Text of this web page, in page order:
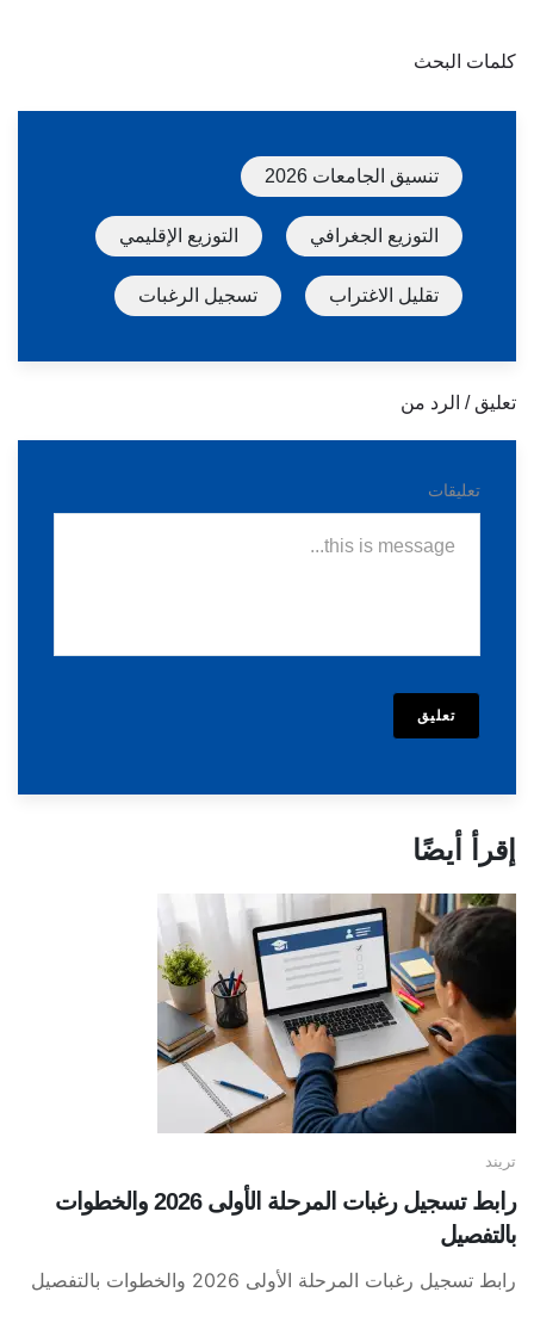
كلمات البحث
تنسيق الجامعات 2026
التوزيع الجغرافي التوزيع الإقليمي
تقليل الاغتراب تسجيل الرغبات
تعليق / الرد من
تعليقات
تعليق
إقرأ أيضًا
تريند
رابط تسجيل رغبات المرحلة الأولى 2026 والخطوات
بالتفصيل
رابط تسجيل رغبات المرحلة الأولى 2026 والخطوات بالتفصيل